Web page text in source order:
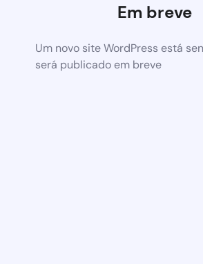
Em breve
Um novo site WordPress está
será publicado em breve